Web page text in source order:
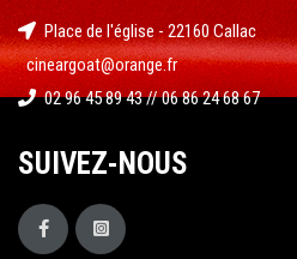
Place de l'église - 22160 Callac
cineargoat@orange.fr
02 96 45 89 43 // 06 86 24 68 67
SUIVEZ-NOUS